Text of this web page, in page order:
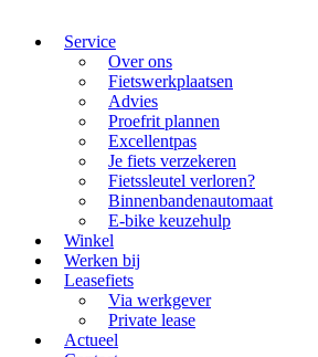
Service
Over ons
Fietswerkplaatsen
Advies
Proefrit plannen
Excellentpas
Je fiets verzekeren
Fietssleutel verloren?
Binnenbandenautomaat
E-bike keuzehulp
Winkel
Werken bij
Leasefiets
Via werkgever
Private lease
Actueel